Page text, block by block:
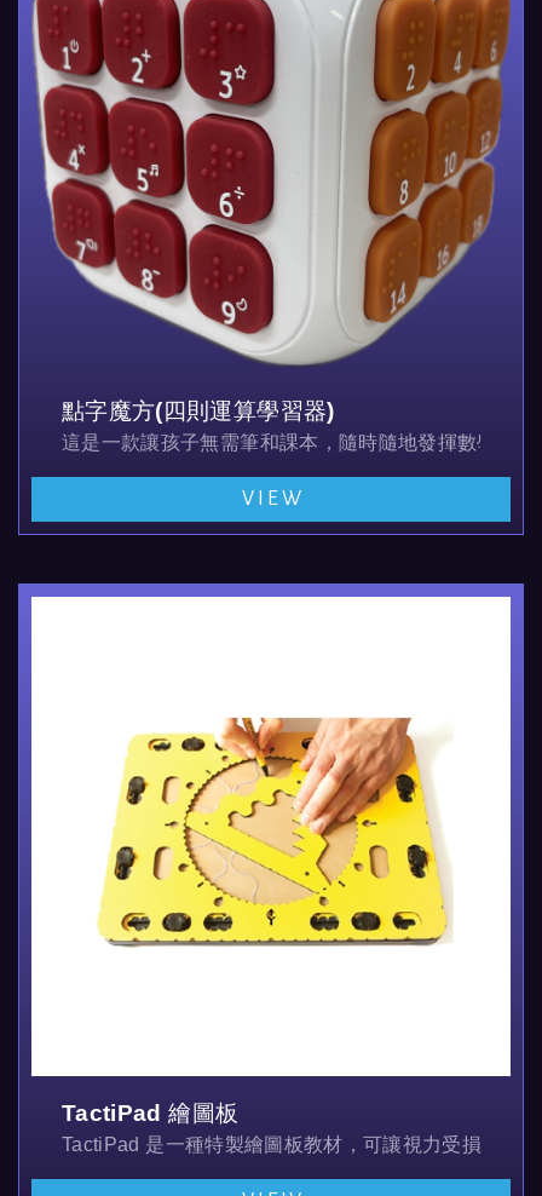
點字魔方(四則運算學習器)
這是一款讓孩子無需筆和課本，隨時隨地發揮數學創造
在遊戲中自然記憶乘法表的智慧教具。
多元智慧遊戲學習系統可提升數學成績！
VIEW
TactiPad 繪圖板
TactiPad 是一種特製繪圖板教材，可讓視力受損的人